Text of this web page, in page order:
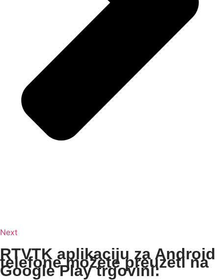
Next
RTVTK aplikaciju za Android
telefone možete preuzeti na
Google Play trgovini: